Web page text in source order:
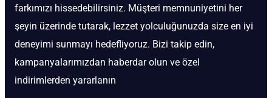
farkımızı hissedebilirsiniz. Müşteri memnuniyetini her
şeyin üzerinde tutarak, lezzet yolculuğunuzda size en iyi
deneyimi sunmayı hedefliyoruz. Bizi takip edin,
kampanyalarımızdan haberdar olun ve özel
indirimlerden yararlanın